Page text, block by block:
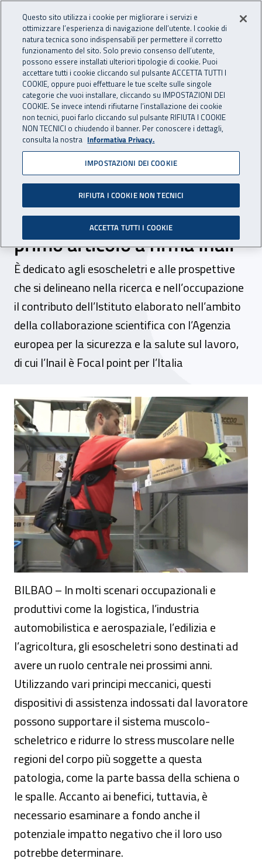
INAIL - Istituto Nazionale
Apri cerca
Navigazione principale
Navigazione - Ti trovi in:
Home Inail comunica News
15 settembre 2020
Campagna Eu-Osha sui
disturbi muscolo-
scheletrici, pubblicato il
primo articolo a firma Inail
È dedicato agli esoscheletri e alle prospettive
che si delineano nella ricerca e nell’occupazione
il contributo dell’Istituto elaborato nell’ambito
della collaborazione scientifica con l’Agenzia
europea per la sicurezza e la salute sul lavoro,
di cui l’Inail è Focal point per l’Italia
Campagna Eu-Osha sui disturbi
BILBAO – In molti scenari occupazionali e
produttivi come la logistica, l’industria
automobilistica e aerospaziale, l’edilizia e
l’agricoltura, gli esoscheletri sono destinati ad
avere un ruolo centrale nei prossimi anni.
Utilizzando vari principi meccanici, questi
dispositivi di assistenza indossati dal lavoratore
possono supportare il sistema muscolo-
scheletrico e ridurre lo stress muscolare nelle
regioni del corpo più soggette a questa
patologia, come la parte bassa della schiena o
le spalle. Accanto ai benefici, tuttavia, è
necessario esaminare a fondo anche il
potenziale impatto negativo che il loro uso
potrebbe determinare.
Questo sito utilizza i cookie per migliorare i servizi e
ottimizzare l’esperienza di navigazione dell’utente. I cookie di
natura tecnica sono indispensabili per permettere il corretto
funzionamento del sito. Solo previo consenso dell’utente,
possono essere installati ulteriori tipologie di cookie. Puoi
accettare tutti i cookie cliccando sul pulsante ACCETTA TUTTI I
COOKIE, oppure puoi effettuare le tue scelte sulle singole
categorie che vuoi installare, cliccando su IMPOSTAZIONI DEI
COOKIE. Se invece intendi rifiutarne l’installazione dei cookie
non tecnici, puoi farlo cliccando sul pulsante RIFIUTA I COOKIE
NON TECNICI o chiudendo il banner. Per conoscere i dettagli,
consulta la nostra Informativa Privacy.
IMPOSTAZIONI DEI COOKIE
RIFIUTA I COOKIE NON TECNICI
ACCETTA TUTTI I COOKIE